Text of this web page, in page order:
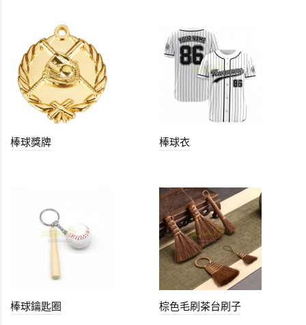
棒球獎牌 棒球衣
棒球鑰匙圈 棕色毛刷茶台刷子